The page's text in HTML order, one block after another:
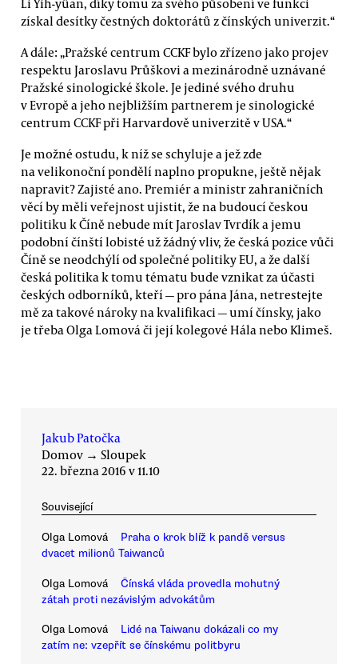
získal desítky čestných doktorátů z čínských univerzit.“
A dále: „Pražské centrum CCKF bylo zřízeno jako projev
respektu Jaroslavu Průškovi a mezinárodně uznávané
Pražské sinologické škole. Je jediné svého druhu
v Evropě a jeho nejbližším partnerem je sinologické
centrum CCKF při Harvardově univerzitě v USA.“
Je možné ostudu, k níž se schyluje a jež zde
na velikonoční pondělí naplno propukne, ještě nějak
napravit? Zajisté ano. Premiér a ministr zahraničních
věcí by měli veřejnost ujistit, že na budoucí českou
politiku k Číně nebude mít Jaroslav Tvrdík a jemu
podobní čínští lobisté už žádný vliv, že česká pozice vůči
Číně se neodchýlí od společné politiky EU, a že další
česká politika k tomu tématu bude vznikat za účasti
českých odborníků, kteří — pro pána Jána, netrestejte
mě za takové nároky na kvalifikaci — umí čínsky, jako
je třeba Olga Lomová či její kolegové Hála nebo Klimeš.
Jakub Patočka
Domov → Sloupek
22. března 2016 v 11.10
Související
Olga Lomová
Praha o krok blíž k pandě versus
dvacet milionů Taiwanců
Olga Lomová
Čínská vláda provedla mohutný
zátah proti nezávislým advokátům
Olga Lomová
Lidé na Taiwanu dokázali co my
zatím ne: vzepřít se čínskému politbyru